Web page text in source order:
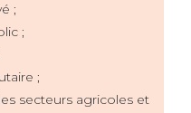
;
;
;
secteurs agricoles et